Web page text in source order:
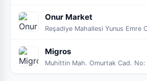
Onur Market
Migros
Muhittin Mah. Omurtak Cad. No: